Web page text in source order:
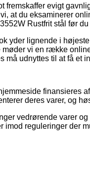
fremskaffer evigt
at du eksaminerer
Rustfrit stål før du
yder lignende i
møder vi en række
må udnyttes til at få et
finansieres
deres varer, og
vedrørende varer
imod reguleringer der